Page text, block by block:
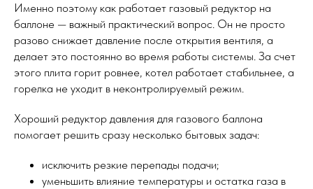
Именно поэтому как работает газовый редуктор на
баллоне — важный практический вопрос. Он не просто
разово снижает давление после открытия вентиля, а
делает это постоянно во время работы системы. За счет
этого плита горит ровнее, котел работает стабильнее, а
горелка не уходит в неконтролируемый режим.
Хороший редуктор давления для газового баллона
помогает решить сразу несколько бытовых задач:
исключить резкие перепады подачи;
уменьшить влияние температуры и остатка газа в